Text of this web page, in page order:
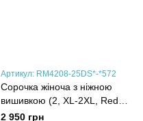
Артикул: RM4208-25DS*-*572
Сорочка жіноча з ніжною
вишивкою (2, XL-2XL, Red
tulip, червоний)
2 950 грн